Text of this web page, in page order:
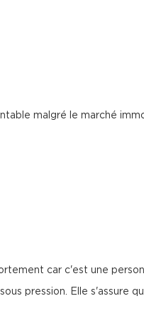
malgré le marché
car c'est une
pression. Elle s'assure